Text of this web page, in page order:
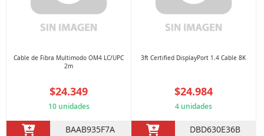
Cable de Fibra Multimodo OM4 LC/UPC
2m
$24.349
10 unidades
BAAB935F7A
3ft Certified DisplayPort 1.4 Cable 8K
$24.984
4 unidades
DBD630E36B